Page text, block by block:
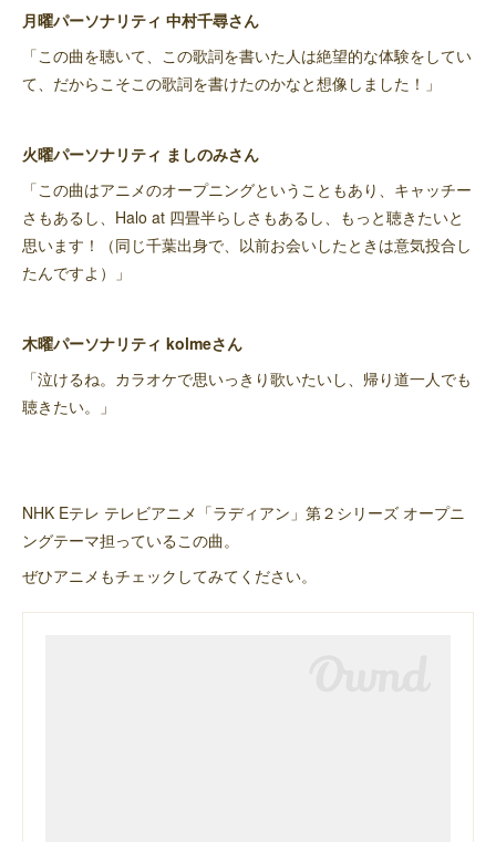
月曜パーソナリティ 中村千尋さん
「この曲を聴いて、この歌詞を書いた人は絶望的な体験をしてい
て、だからこそこの歌詞を書けたのかなと想像しました！」
火曜パーソナリティ ましのみさん
「この曲はアニメのオープニングということもあり、キャッチー
さもあるし、Halo at 四畳半らしさもあるし、もっと聴きたいと
思います！（同じ千葉出身で、以前お会いしたときは意気投合し
たんですよ）」
木曜パーソナリティ kolmeさん
「泣けるね。カラオケで思いっきり歌いたいし、帰り道一人でも
聴きたい。」
NHK Eテレ テレビアニメ「ラディアン」第２シリーズ オープニ
ングテーマ担っているこの曲。
ぜひアニメもチェックしてみてください。